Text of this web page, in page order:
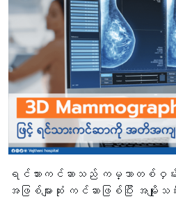
ရင်သားကင်ဆာသည် ကမ္ဘာတစ်ဝှမ်းရှိ
အဖြစ်များဆုံး ကင်ဆာဖြစ်ပြီး အမ